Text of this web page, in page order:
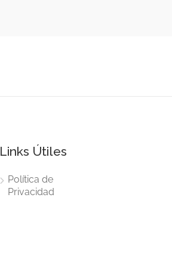
Links Útiles
Política de
Privacidad